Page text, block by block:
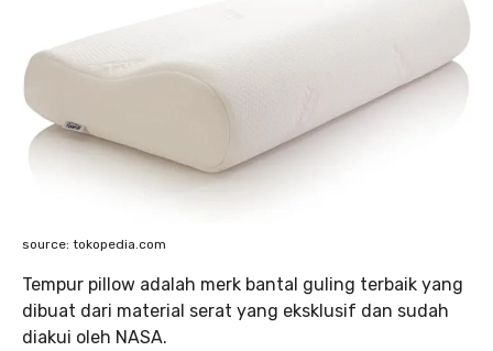
source: tokopedia.com
Tempur pillow adalah merk bantal guling terbaik yang
dibuat dari material serat yang eksklusif dan sudah
diakui oleh NASA.